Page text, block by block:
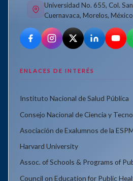
Universidad No. 655, Col.
Cuernavaca, Morelos,
ENLACES DE INTERÉS
Instituto Nacional de Salud Pública
Consejo Nacional de Ciencia y
Asociación de Exalumnos de la
Harvard University
Assoc. of Schools & Programs of
Council on Education for Public